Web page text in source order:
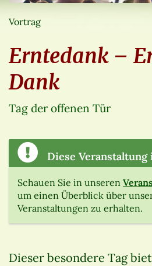
Vortrag
Erntedank –
Dank
Tag der offenen Tür
Diese
Schauen Sie in unseren
um einen Überblick über
Veranstaltungen zu erhalten.
Dieser besondere Tag